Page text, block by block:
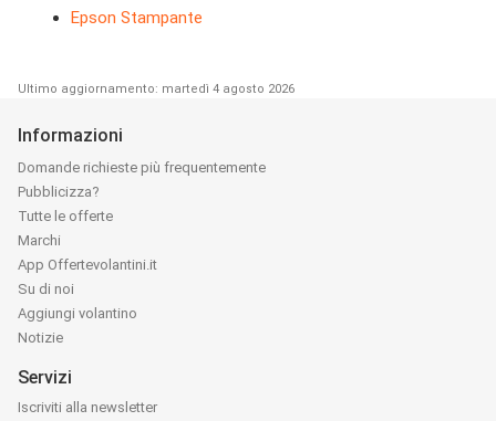
Epson Stampante
Ultimo aggiornamento: martedì 4 agosto 2026
Informazioni
Domande richieste più frequentemente
Pubblicizza?
Tutte le offerte
Marchi
App Offertevolantini.it
Su di noi
Aggiungi volantino
Notizie
Servizi
Iscriviti alla newsletter